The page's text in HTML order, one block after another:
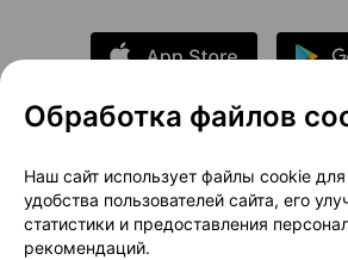
О проекте
Новости
Размещение рекламы
Публичный договор
Обработка файлов
Наш сайт использует файлы cookie
удобства пользователей сайта, его
статистики и предоставления
рекомендаций.